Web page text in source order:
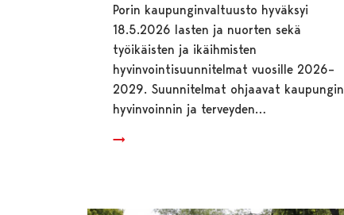
Porin kaupunginvaltuusto hyväksyi
18.5.2026 lasten ja nuorten sekä
työikäisten ja ikäihmisten
hyvinvointisuunnitelmat vuosille 2026–
2029. Suunnitelmat ohjaavat kaupungin
hyvinvoinnin ja terveyden…